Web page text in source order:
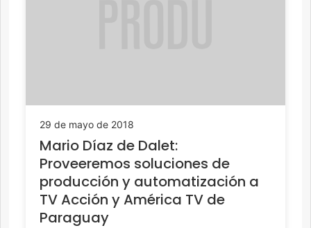
29 de mayo de 2018
Mario Díaz de Dalet:
Proveeremos soluciones de
producción y automatización a
TV Acción y América TV de
Paraguay